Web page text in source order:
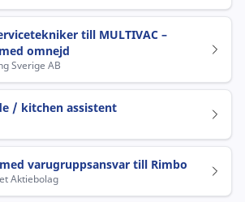
till MULTIVAC –
omnejd
Sverige AB
/ kitchen assistent
varugruppsansvar till Rimbo
Aktiebolag